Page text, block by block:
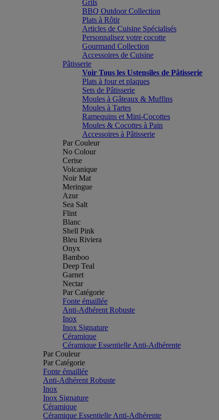
Grils
BBQ Outdoor Collection
Plats à Rôtir
Articles de Cuisine Spécialisés
Personnalisez votre cocotte
Gourmand Collection
Accessoires de Cuisine
Pâtisserie
Voir Tous les Ustensiles de Pâtisserie
Plats à four et plaques
Sets de Pâtisserie
Moules à Gâteaux & Muffins
Moules à Tartes
Ramequins et Mini-Cocottes
Moules & Cocottes à Pain
Accessoires à Pâtisserie
Par Couleur
No Colour
Cerise
Volcanique
Noir Mat
Meringue
Azur
Sea Salt
Flint
Blanc
Shell Pink
Bleu Riviera
Onyx
Bamboo
Deep Teal
Garnet
Nectar
Par Catégorie
Fonte émaillée
Anti-Adhérent Robuste
Inox
Inox Signature
Céramique
Céramique Essentielle Anti-Adhérente
Par Couleur
Par Catégorie
Fonte émaillée
Anti-Adhérent Robuste
Inox
Inox Signature
Céramique
Céramique Essentielle Anti-Adhérente